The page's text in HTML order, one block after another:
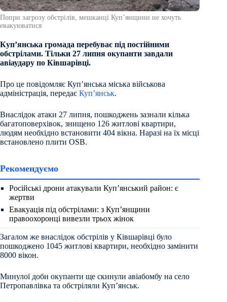
Попри загрозу обстрілів, мешканці Купʼянщини не хочуть
евакуюватися
Купʼянська громада перебуває під постійними
обстрілами. Тільки 27 липня окупанти завдали
авіаудару по Ківшарівці.
Про це повідомляє Купʼянська міська військова
адміністрація, передає Куп’янськ.
Внаслідок атаки 27 липня, пошкоджень зазнали кілька
багатоповерхівок, знищено 126 житлові квартири,
людям необхідно встановити 404 вікна. Наразі на їх місці
встановлено плити OSB.
Рекомендуємо
Російські дрони атакували Куп’янський район: є
жертви
Евакуація під обстрілами: з Куп’янщини
правоохоронці вивезли трьох жінок
Загалом же внаслідок обстрілів у Ківшарівці було
пошкоджено 1045 житлові квартири, необхідно замінити
8000 вікон.
Минулої доби окупанти ще скинули авіабомбу на село
Петропавлівка та обстріляли Купʼянськ.